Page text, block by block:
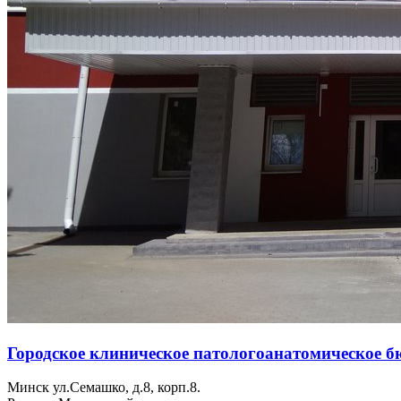
Городское клиническое патологоанатомическое
Минск ул.Семашко, д.8, корп.8.